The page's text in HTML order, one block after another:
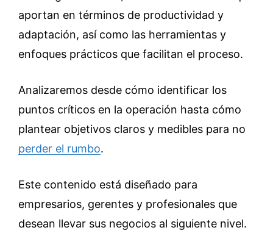
aportan en términos de productividad y
adaptación, así como las herramientas y
enfoques prácticos que facilitan el proceso.
Analizaremos desde cómo identificar los
puntos críticos en la operación hasta cómo
plantear objetivos claros y medibles para no
perder el rumbo.
Este contenido está diseñado para
empresarios, gerentes y profesionales que
desean llevar sus negocios al siguiente nivel.